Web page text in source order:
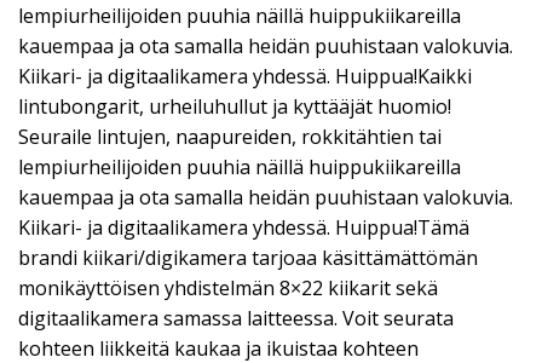
lempiurheilijoiden puuhia näillä huippukiikareilla
kauempaa ja ota samalla heidän puuhistaan valokuvia.
Kiikari- ja digitaalikamera yhdessä. Huippua!Kaikki
lintubongarit, urheiluhullut ja kyttääjät huomio!
Seuraile lintujen, naapureiden, rokkitähtien tai
lempiurheilijoiden puuhia näillä huippukiikareilla
kauempaa ja ota samalla heidän puuhistaan valokuvia.
Kiikari- ja digitaalikamera yhdessä. Huippua!Tämä
brandi kiikari/digikamera tarjoaa käsittämättömän
monikäyttöisen yhdistelmän 8×22 kiikarit sekä
digitaalikamera samassa laitteessa. Voit seurata
kohteen liikkeitä kaukaa ja ikuistaa kohteen